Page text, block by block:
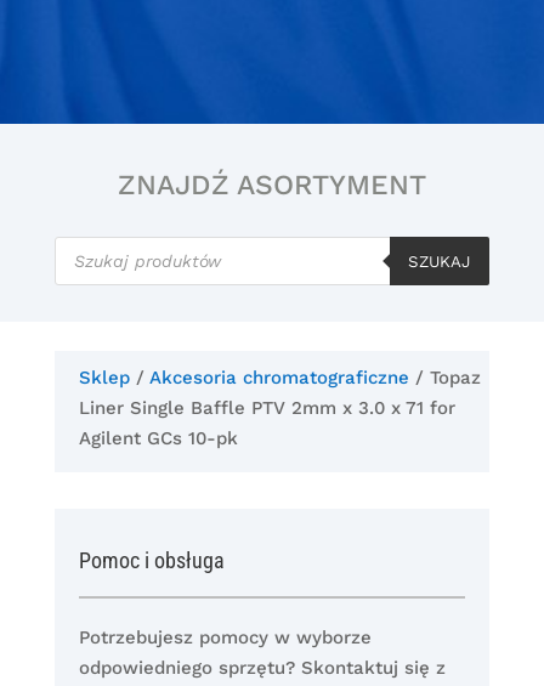
ZNAJDŹ ASORTYMENT
Wyszukiwarka
produktów
SZUKAJ
Sklep/ Akcesoria chromatograficzne / Topaz
Liner Single Baffle PTV 2mm x 3.0 x 71 for
Agilent GCs 10-pk
Pomoc i obsługa
Potrzebujesz pomocy w wyborze
odpowiedniego sprzętu? Skontaktuj się z